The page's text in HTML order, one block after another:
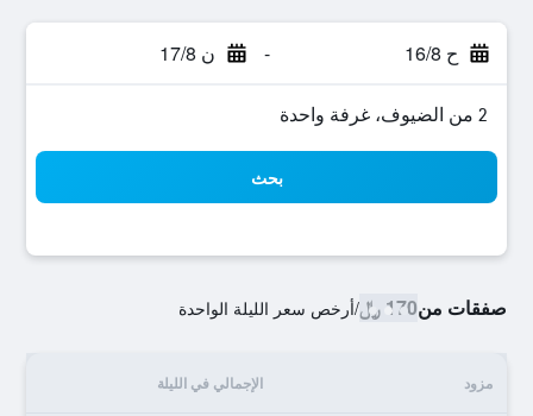
ح 16/8 - ن 17/8
2 من الضيوف، غرفة واحدة
بحث
صفقات من170 ﷼ /أرخص سعر الليلة الواحدة
مزود الإجمالي في الليلة